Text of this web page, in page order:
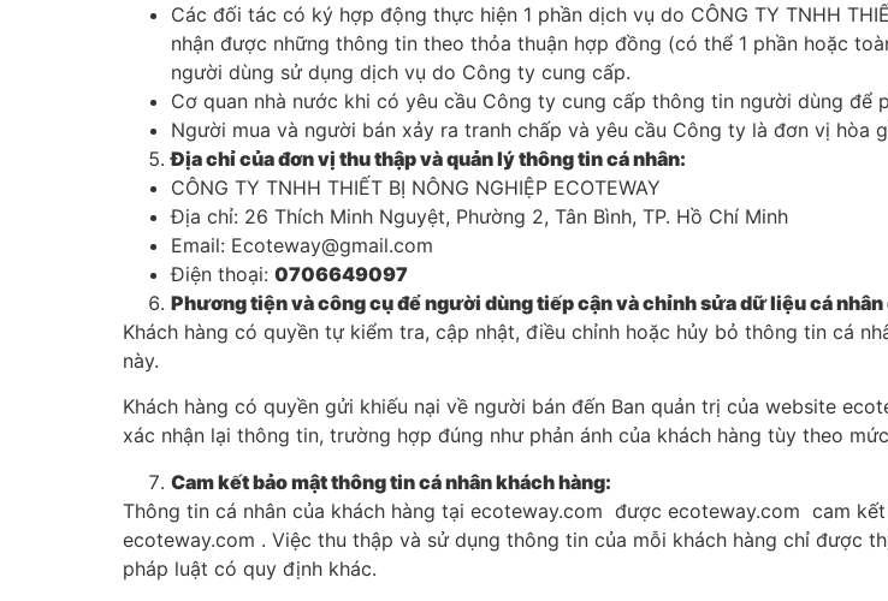
Các đối tác có ký hợp động thực hiện 1 phần dịch vụ do CÔNG TY TNHH
nhận được những thông tin theo thỏa thuận hợp đồng (có thể 1 phần hoặc
người dùng sử dụng dịch vụ do Công ty cung cấp.
Cơ quan nhà nước khi có yêu cầu Công ty cung cấp thông tin người dùng để
Người mua và người bán xảy ra tranh chấp và yêu cầu Công ty là đơn vị hòa
Địa chỉ của đơn vị thu thập và quản lý thông tin cá nhân:
CÔNG TY TNHH THIẾT BỊ NÔNG NGHIỆP ECOTEWAY
Địa chỉ: 26 Thích Minh Nguyệt, Phường 2, Tân Bình, TP. Hồ Chí Minh
Email: Ecoteway@gmail.com
Điện thoại: 0706649097
Phương tiện và công cụ để người dùng tiếp cận và chỉnh sửa dữ liệu cá nhân
Khách hàng có quyền tự kiểm tra, cập nhật, điều chỉnh hoặc hủy bỏ thông tin cá
này.
Khách hàng có quyền gửi khiếu nại về người bán đến Ban quản trị của website
xác nhận lại thông tin, trường hợp đúng như phản ánh của khách hàng tùy theo
Cam kết bảo mật thông tin cá nhân khách hàng:
Thông tin cá nhân của khách hàng tại ecoteway.com được ecoteway.com cam
ecoteway.com . Việc thu thập và sử dụng thông tin của mỗi khách hàng chỉ được
pháp luật có quy định khác.